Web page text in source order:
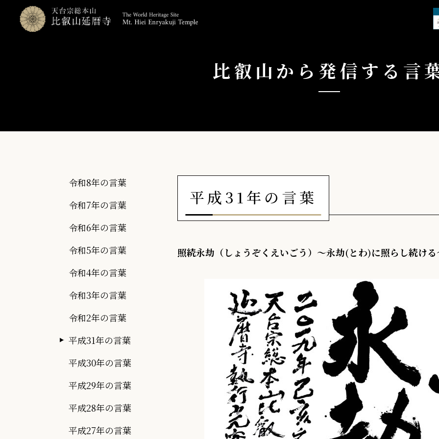
比叡山から 発信する言
平成31年の言葉
照続永劫（しょうぞくえいごう）～永劫(とわ)に照らし続ける
令和8年の言葉
令和7年の言葉
令和6年の言葉
令和5年の言葉
令和4年の言葉
令和3年の言葉
令和2年の言葉
平成31年の言葉
平成30年の言葉
平成29年の言葉
平成28年の言葉
平成27年の言葉